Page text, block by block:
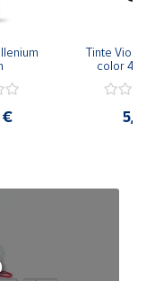
€
Tinte
color 4.5